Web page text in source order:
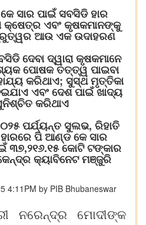
ସାର ପାଇଁ ସବସିଡି ହାର
ଏବଂ କୃଷକମାନଙ୍କୁ
ଆଉ ଏକ ଉଦାହରଣ
ଦେବା ଦ୍ୱାରା କୃଷକମାନେ
ପୋଷକ ତତ୍ତ୍ୱ ପାଇବା
କରିଥାଏ; ସୁସ୍ଥ ମୃତ୍ତିକା
ଏବଂ ଦେଶ ପାଇଁ ଖାଦ୍ୟ
କରିଥାଏ
ପର୍ଯ୍ୟନ୍ତ ସୁଲଭ, ରିହାତି
ପି ଆଣ୍ଡ କେ ସାର
୩୭,୨୧୬.୧୫ କୋଟି ଟଙ୍କାର
କ୍ୟାବିନେଟ ମଞ୍ଜୁରି
4:11PM by PIB Bhubaneswar
ନରେନ୍ଦ୍ର ମୋଦୀଙ୍କ